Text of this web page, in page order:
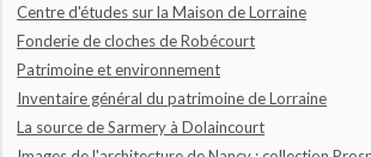
Centre d'études sur la Maison de Lorraine
Fonderie de cloches de Robécourt
Patrimoine et environnement
Inventaire général du patrimoine de Lorraine
La source de Sarmery à Dolaincourt